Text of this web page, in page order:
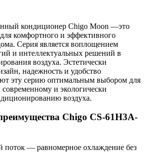
кондиционер Chigo Moon —это
комфортного и эффективного
Серия является воплощением
и интеллектуальных решений в
воздуха. Эстетически
надежность и удобство
эту серию оптимальным выбором для
современному и экологически
воздуха.
Chigo CS-61H3A-
поток — равномерное охлаждение без